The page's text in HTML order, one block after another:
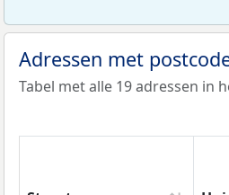
Adressen met
Tabel met alle 19 adressen in